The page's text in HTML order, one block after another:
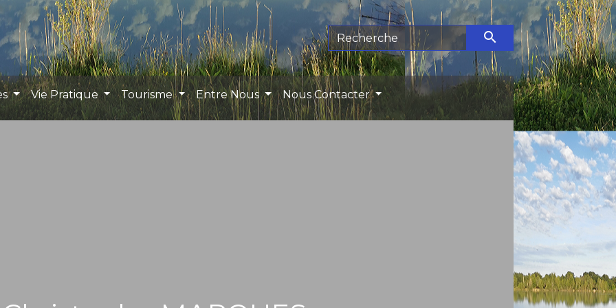
search
Vie Pratique Tourisme Entre Nous Nous Contacter